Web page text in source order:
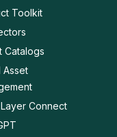
Toolkit
Catalogs
Asset
Connect